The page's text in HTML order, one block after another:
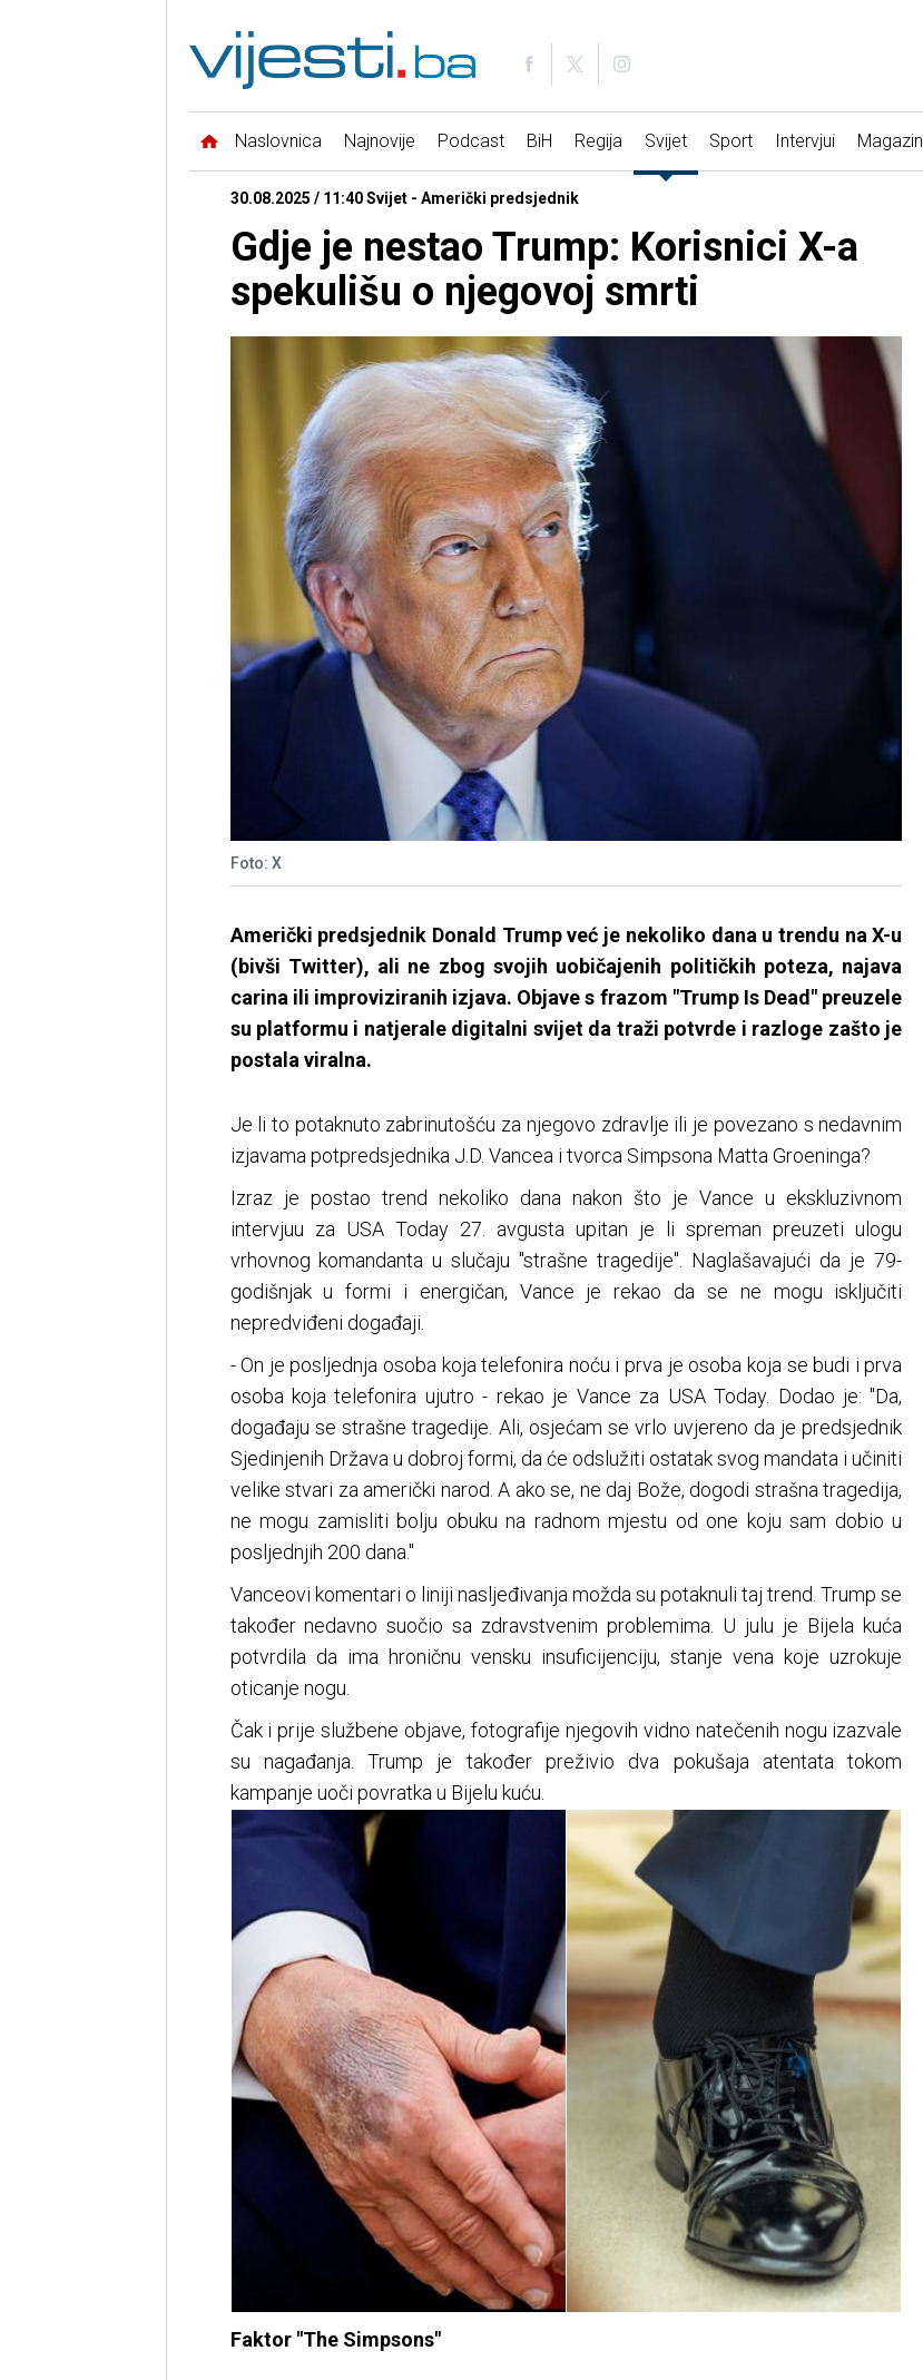
Naslovnica Najnovije Podcast BiH Regija Svijet Sport Intervjui Magazin
30.08.2025 / 11:40 Svijet - Američki predsjednik
Gdje je nestao Trump: Korisnici X-a
spekulišu o njegovoj smrti
Foto: X
Američki predsjednik Donald Trump već je nekoliko dana u trendu na X-u
(bivši Twitter), ali ne zbog svojih uobičajenih političkih poteza, najava
carina ili improviziranih izjava. Objave s frazom "Trump Is Dead" preuzele
su platformu i natjerale digitalni svijet da traži potvrde i razloge zašto je
postala viralna.
Je li to potaknuto zabrinutošću za njegovo zdravlje ili je povezano s nedavnim
izjavama potpredsjednika J.D. Vancea i tvorca Simpsona Matta Groeninga?
Izraz je postao trend nekoliko dana nakon što je Vance u ekskluzivnom
intervjuu za USA Today 27. avgusta upitan je li spreman preuzeti ulogu
vrhovnog komandanta u slučaju "strašne tragedije". Naglašavajući da je 79-
godišnjak u formi i energičan, Vance je rekao da se ne mogu isključiti
nepredviđeni događaji.
- On je posljednja osoba koja telefonira noću i prva je osoba koja se budi i prva
osoba koja telefonira ujutro - rekao je Vance za USA Today. Dodao je: "Da,
događaju se strašne tragedije. Ali, osjećam se vrlo uvjereno da je predsjednik
Sjedinjenih Država u dobroj formi, da će odslužiti ostatak svog mandata i učiniti
velike stvari za američki narod. A ako se, ne daj Bože, dogodi strašna tragedija,
ne mogu zamisliti bolju obuku na radnom mjestu od one koju sam dobio u
posljednjih 200 dana."
Vanceovi komentari o liniji nasljeđivanja možda su potaknuli taj trend. Trump se
također nedavno suočio sa zdravstvenim problemima. U julu je Bijela kuća
potvrdila da ima hroničnu vensku insuficijenciju, stanje vena koje uzrokuje
oticanje nogu.
Čak i prije službene objave, fotografije njegovih vidno natečenih nogu izazvale
su nagađanja. Trump je također preživio dva pokušaja atentata tokom
kampanje uoči povratka u Bijelu kuću.
Faktor "The Simpsons"